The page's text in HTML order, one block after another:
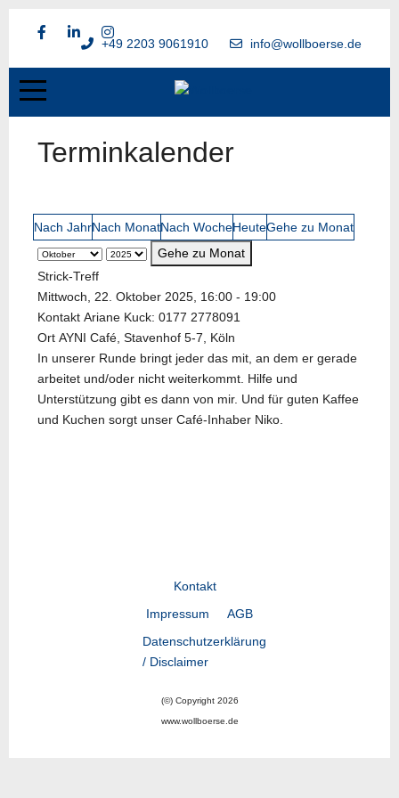
+49 2203 9061910 info@wollboerse.de
Terminkalender
Nach JahrNach MonatNach WocheHeuteGehe zu Monat
Gehe zu Monat
Strick-Treff
Mittwoch, 22. Oktober 2025, 16:00 - 19:00
Kontakt Ariane Kuck: 0177 2778091
Ort AYNI Café, Stavenhof 5-7, Köln
In unserer Runde bringt jeder das mit, an dem er gerade
arbeitet und/oder nicht weiterkommt. Hilfe und
Unterstützung gibt es dann von mir. Und für guten Kaffee
und Kuchen sorgt unser Café-Inhaber Niko.
Kontakt
Impressum
AGB
Datenschutzerklärung
/ Disclaimer
(©) Copyright 2026
www.wollboerse.de